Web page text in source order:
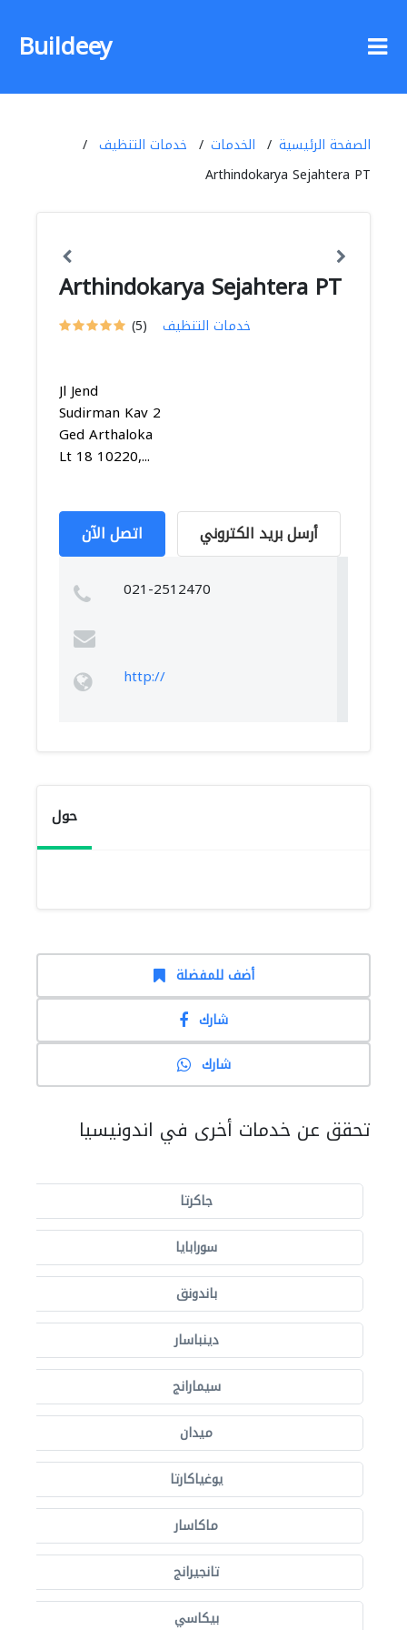
Buildeey
الصفحة الرئيسية الخدمات
خدمات التنظيف
Arthindokarya Sejahtera PT
Arthindokarya Sejahtera PT
(5) خدمات التنظيف
Jl Jend
Sudirman Kav 2
Ged Arthaloka
Lt 18 10220,...
اتصل الآن أرسل بريد الكتروني
021-2512470
http://
حول
أضف للمفضلة
شارك
شارك
تحقق عن خدمات أخرى في اندونيسيا
جاكرتا
سورابايا
باندونق
دينباسار
سيمارانج
ميدان
يوغياكارتا
ماكاسار
تانجيرانج
بيكاسي